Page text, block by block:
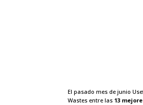
El pasado mes de junio
Wastes entre las 13